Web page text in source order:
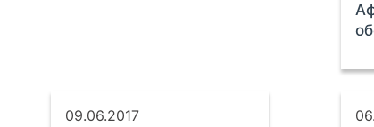
09.06.2017